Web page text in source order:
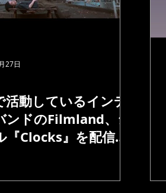
活動しているインデ
ンドのFilmland、シ
『Clocks』を配信リ
27日